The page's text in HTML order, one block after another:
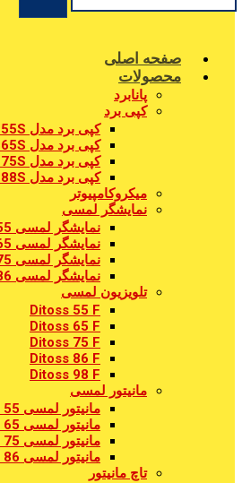
صفحه اصلی
محصولات
پانابرد
کپی برد
کپی برد مدل CCB-55S
کپی برد مدل CCB-65S
کپی برد مدل CCB-75S
کپی برد مدل CCB-88S
میکروکامپیوتر
نمایشگر لمسی
نمایشگر لمسی 55 اینچ
نمایشگر لمسی 65 اینچ
نمایشگر لمسی 75 اینچ
نمایشگر لمسی 86 اینچ
تلویزیون لمسی
Ditoss 55 F
Ditoss 65 F
Ditoss 75 F
Ditoss 86 F
Ditoss 98 F
مانیتور لمسی
مانیتور لمسی 55 اینچ
مانیتور لمسی 65 اینچ
مانیتور لمسی 75 اینچ
مانیتور لمسی 86 اینچ
تاچ مانیتور